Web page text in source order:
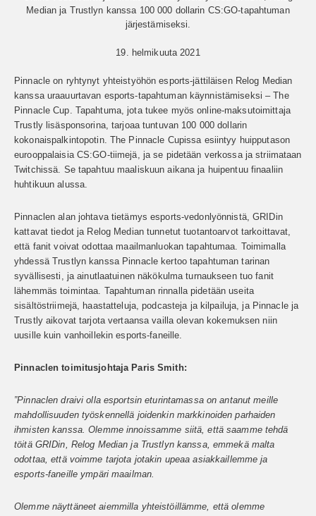
Median ja Trustlyn kanssa 100 000 dollarin CS:GO-tapahtuman
järjestämiseksi.
19. helmikuuta 2021
Pinnacle on ryhtynyt yhteistyöhön esports-jättiläisen Relog Median
kanssa uraauurtavan esports-tapahtuman käynnistämiseksi – The
Pinnacle Cup. Tapahtuma, jota tukee myös online-maksutoimittaja
Trustly lisäsponsorina, tarjoaa tuntuvan 100 000 dollarin
kokonaispalkintopotin. The Pinnacle Cupissa esiintyy huipputason
eurooppalaisia CS:GO-tiimejä, ja se pidetään verkossa ja striimataan
Twitchissä. Se tapahtuu maaliskuun aikana ja huipentuu finaaliin
huhtikuun alussa.
Pinnaclen alan johtava tietämys esports-vedonlyönnistä, GRIDin
kattavat tiedot ja Relog Median tunnetut tuotantoarvot tarkoittavat,
että fanit voivat odottaa maailmanluokan tapahtumaa. Toimimalla
yhdessä Trustlyn kanssa Pinnacle kertoo tapahtuman tarinan
syvällisesti, ja ainutlaatuinen näkökulma turnaukseen tuo fanit
lähemmäs toimintaa. Tapahtuman rinnalla pidetään useita
sisältöstriimejä, haastatteluja, podcasteja ja kilpailuja, ja Pinnacle ja
Trustly aikovat tarjota vertaansa vailla olevan kokemuksen niin
uusille kuin vanhoillekin esports-faneille.
Pinnaclen toimitusjohtaja Paris Smith:
”Pinnaclen draivi olla esportsin eturintamassa on antanut meille
mahdollisuuden työskennellä joidenkin markkinoiden parhaiden
ihmisten kanssa. Olemme innoissamme siitä, että saamme tehdä
töitä GRIDin, Relog Median ja Trustlyn kanssa, emmekä malta
odottaa, että voimme tarjota jotakin upeaa asiakkaillemme ja
esports-faneille ympäri maailman.
Olemme näyttäneet aiemmilla yhteistöillämme, että olemme